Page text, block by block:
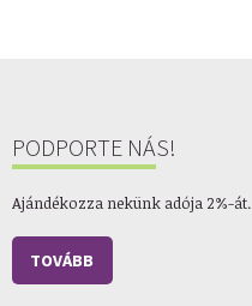
PODPORTE NÁS!
Ajándékozza nekünk adója 2%-át.
TOVÁBB